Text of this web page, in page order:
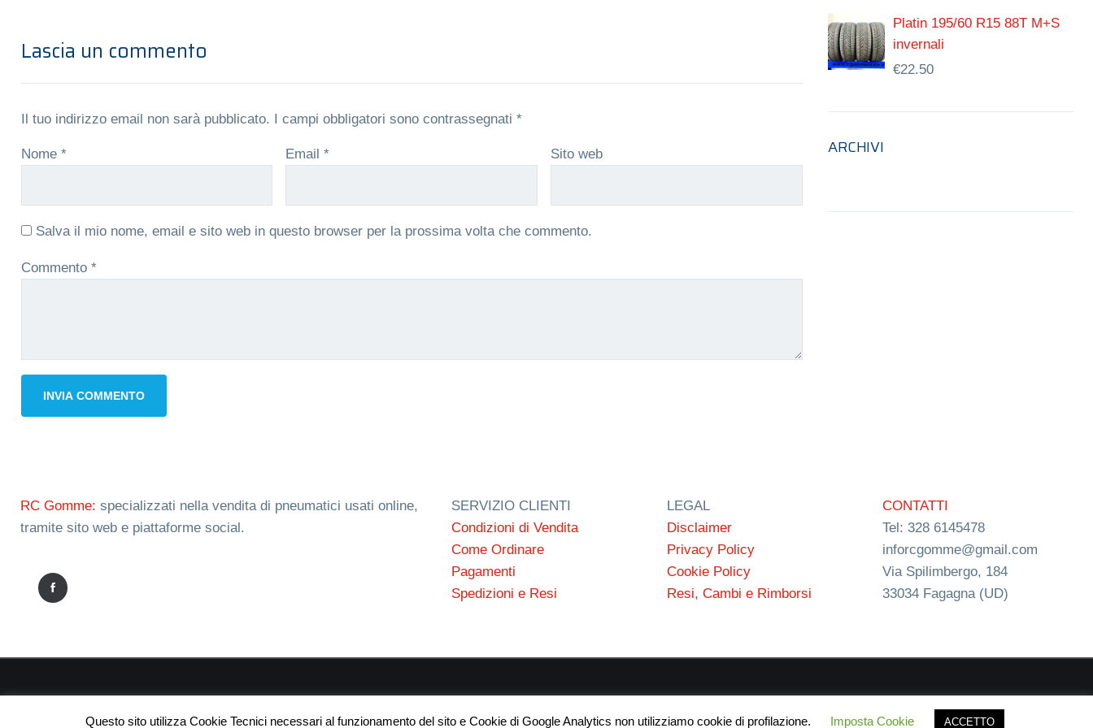
Lascia un commento
Il tuo indirizzo email non sarà pubblicato. I campi obbligatori sono contrassegnati *
Nome * Email* Sito web
Salva il mio nome, email e sito web in questo browser per la prossima volta che commento.
Commento *
Platin 195/60 R15 88T M+S
invernali
€22.50
ARCHIVI
RC Gomme: specializzati nella vendita di pneumatici usati online,
tramite sito web e piattaforme social.
SERVIZIO CLIENTI
Condizioni di Vendita
Come Ordinare
Pagamenti
Spedizioni e Resi
LEGAL
Disclaimer
Privacy Policy
Cookie Policy
Resi, Cambi e Rimborsi
CONTATTI
Tel: 328 6145478
inforcgomme@gmail.com
Via Spilimbergo, 184
33034 Fagagna (UD)
Questo sito utilizza Cookie Tecnici necessari al funzionamento del sito e Cookie di Google Analytics non utilizziamo cookie di profilazione.
Imposta Cookie ACCETTO